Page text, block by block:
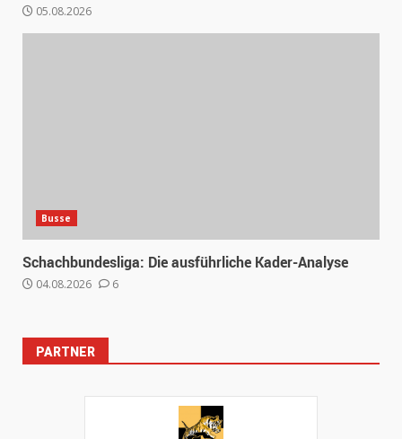
05.08.2026
Busse
Schachbundesliga: Die ausführliche Kader-Analyse
04.08.2026 6
PARTNER